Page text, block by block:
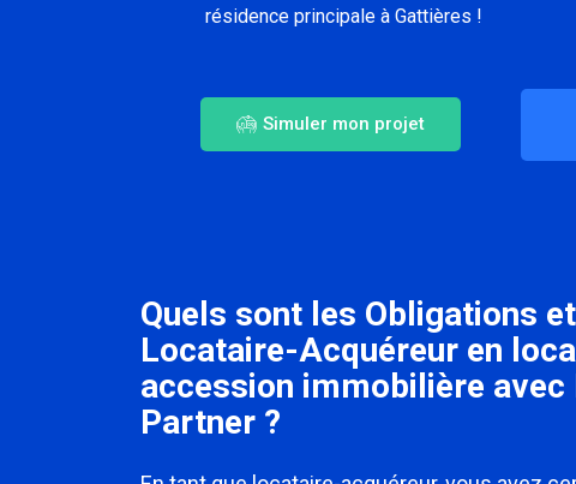
résidence principale à Gattières !
Simuler mon projet
Quels sont les Obligations
Locataire-Acquéreur en
accession immobilière avec
Partner ?